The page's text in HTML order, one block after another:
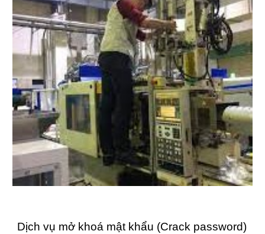
Dịch vụ mở khoá mật khẩu (Crack password)